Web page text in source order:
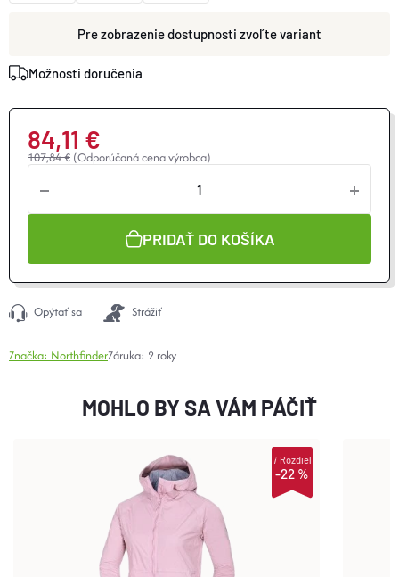
zvoľte variant
Možnosti doručenia
107,84 € (Odporúčaná cena výrobca)
84,11 €
Jednotková
PRIDAŤ DO KOŠÍKA
Opýtať sa Strážiť
Značka: NorthfinderZáruka: 2 roky
MOHLO BY SA VÁM PÁČIŤ
-22 %
iRozdiel